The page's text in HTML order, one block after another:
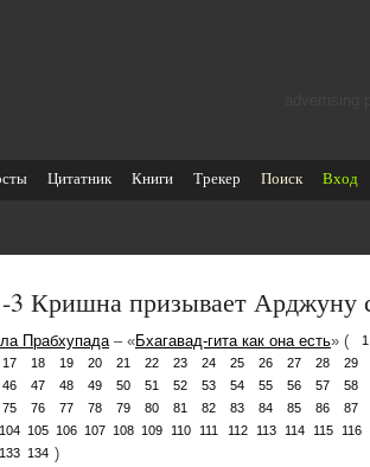
Цитатник Книги Трекер Поиск Вход
3 Кришна призывает Арджуну
Прабхупада – «Бхагавад-гита как она есть» ( 1
17 18 19 20 21 22 23 24 25 26 27 28 29
46 47 48 49 50 51 52 53 54 55 56 57 58
75 76 77 78 79 80 81 82 83 84 85 86 87
104 105 106 107 108 109 110 111 112 113 114 115 116
133 134 )